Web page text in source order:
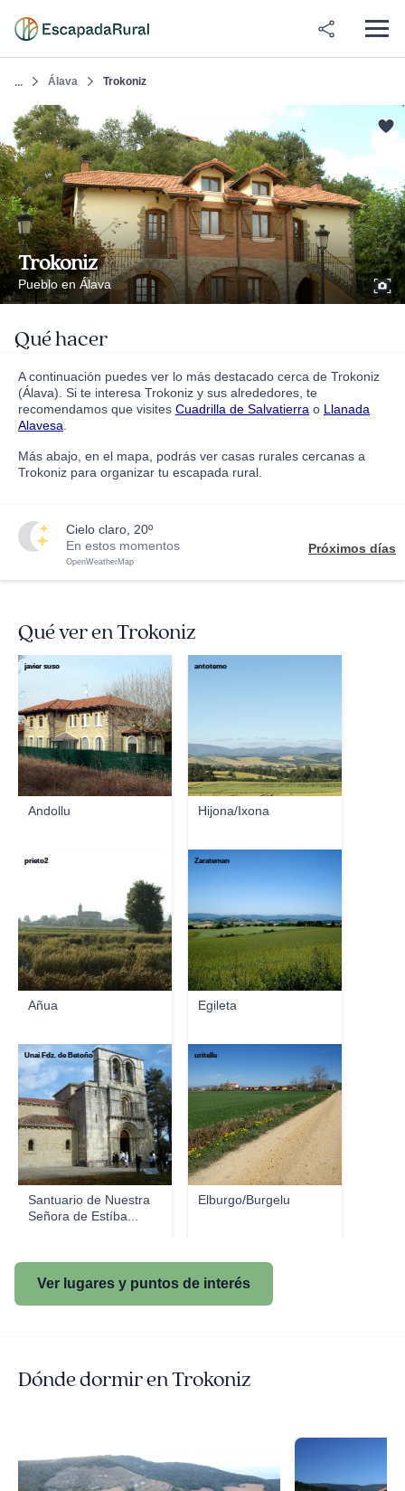
... Álava Trokoniz
Trokoniz
Pueblo en Álava
Qué hacer
A continuación puedes ver lo más destacado cerca de Trokoniz
(Álava). Si te interesa Trokoniz y sus alrededores, te
recomendamos que visites Cuadrilla de Salvatierra o Llanada
Alavesa
Más abajo, en el mapa, podrás ver casas rurales cercanas a
Trokoniz para organizar tu escapada rural.
cielo claro, 20º
En estos momentos
OpenWeatherMap
Próximos días
Qué ver en Trokoniz
Andollu
javier suso
Hijona/Ixona
antotemo
Añua
prieto2
Egileta
Zarateman
Santuario de Nuestra
Señora de Estíba...
Unai Fdz. de Betoño
Elburgo/Burgelu
uritelle
Ver lugares y puntos de interés
Dónde dormir en Trokoniz